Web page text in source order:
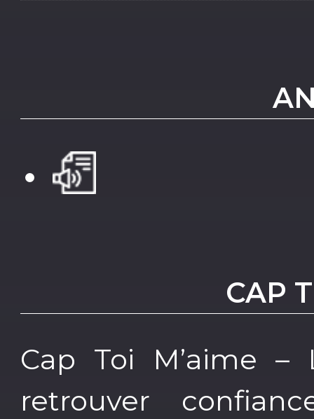
CAP
Cap Toi M’aime
retrouver